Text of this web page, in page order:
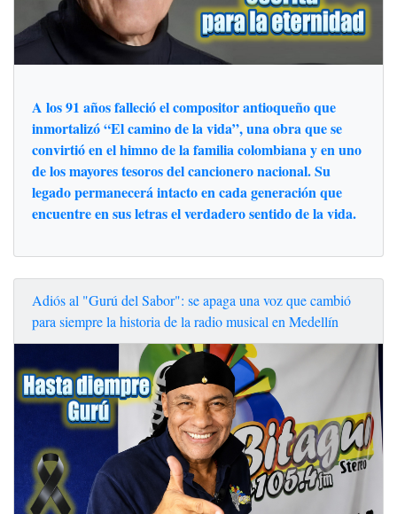
A los 91 años falleció el compositor antioqueño que
inmortalizó “El camino de la vida”, una obra que se
convirtió en el himno de la familia colombiana y en uno
de los mayores tesoros del cancionero nacional. Su
legado permanecerá intacto en cada generación que
encuentre en sus letras el verdadero sentido de la vida.
Adiós al "Gurú del Sabor": se apaga una voz que cambió
para siempre la historia de la radio musical en Medellín